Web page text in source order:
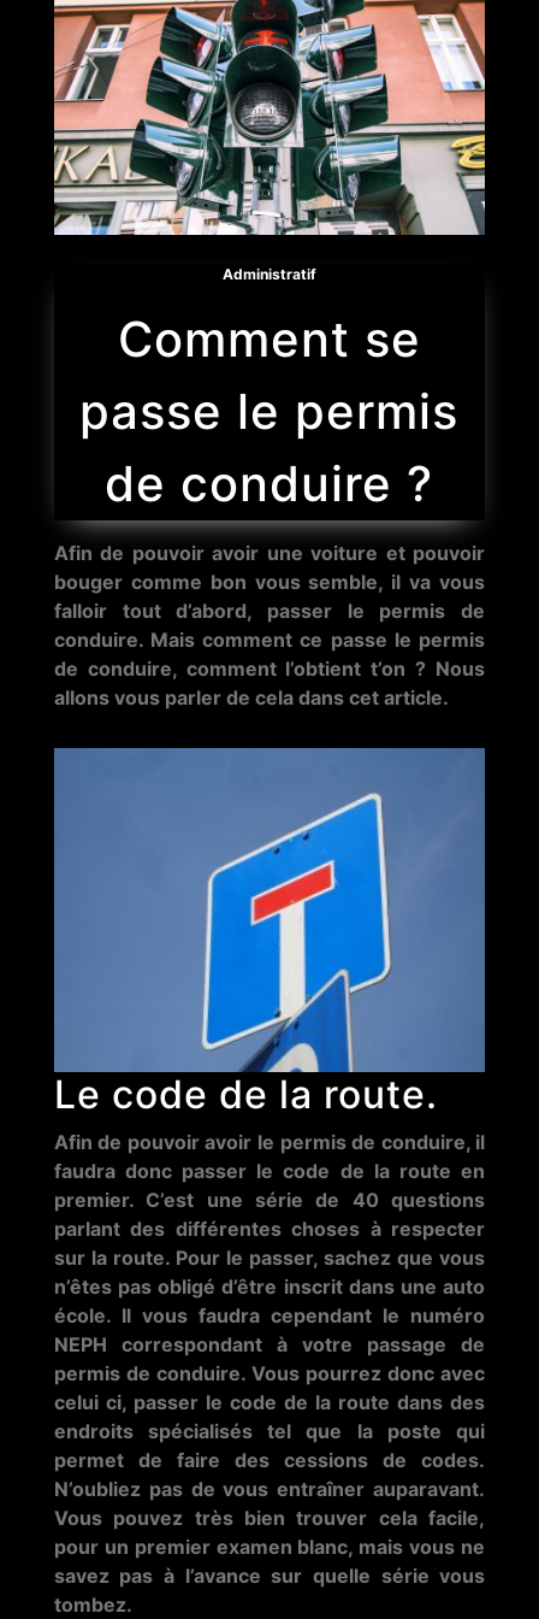
Administratif
Comment se
passe le permis
de conduire ?
Afin de pouvoir avoir une voiture et pouvoir
bouger comme bon vous semble, il va vous
falloir tout d’abord, passer le permis de
conduire. Mais comment ce passe le permis
de conduire, comment l’obtient t’on ? Nous
allons vous parler de cela dans cet article.
Le code de la route.
Afin de pouvoir avoir le permis de conduire, il
faudra donc passer le code de la route en
premier. C’est une série de 40 questions
parlant des différentes choses à respecter
sur la route. Pour le passer, sachez que vous
n’êtes pas obligé d’être inscrit dans une auto
école. Il vous faudra cependant le numéro
NEPH correspondant à votre passage de
permis de conduire. Vous pourrez donc avec
celui ci, passer le code de la route dans des
endroits spécialisés tel que la poste qui
permet de faire des cessions de codes.
N’oubliez pas de vous entraîner auparavant.
Vous pouvez très bien trouver cela facile,
pour un premier examen blanc, mais vous ne
savez pas à l’avance sur quelle série vous
tombez.